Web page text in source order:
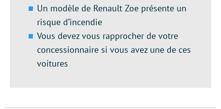
Un modèle de Renault Zoe présente un
risque d’incendie
Vous devez vous rapprocher de votre
concessionnaire si vous avez une de ces
voitures